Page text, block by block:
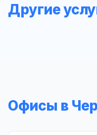
Другие
Офисы в